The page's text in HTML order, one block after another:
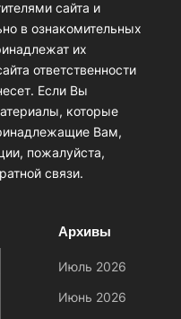
сайта и
в ознакомительных
их
ответственности
Если Вы
которые
Вам,
пожалуйста,
связи.
Архивы
Июль 2026
Июнь 2026